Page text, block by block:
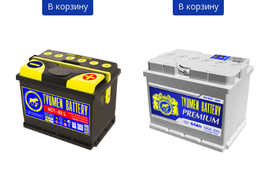
В корзину В корзину